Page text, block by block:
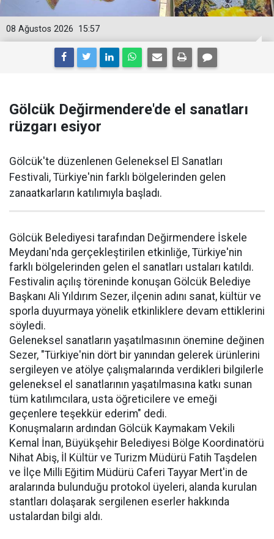
15:57
08 Ağustos 2026
Gölcük Değirmendere'de el sanatları
rüzgarı esiyor
Gölcük'te düzenlenen Geleneksel El Sanatları
Festivali, Türkiye'nin farklı bölgelerinden gelen
zanaatkarların katılımıyla başladı.
Gölcük Belediyesi tarafından Değirmendere İskele
Meydanı'nda gerçekleştirilen etkinliğe, Türkiye'nin
farklı bölgelerinden gelen el sanatları ustaları katıldı.
Festivalin açılış töreninde konuşan Gölcük Belediye
Başkanı Ali Yıldırım Sezer, ilçenin adını sanat, kültür ve
sporla duyurmaya yönelik etkinliklere devam ettiklerini
söyledi.
Geleneksel sanatların yaşatılmasının önemine değinen
Sezer, "Türkiye'nin dört bir yanından gelerek ürünlerini
sergileyen ve atölye çalışmalarında verdikleri bilgilerle
geleneksel el sanatlarının yaşatılmasına katkı sunan
tüm katılımcılara, usta öğreticilere ve emeği
geçenlere teşekkür ederim" dedi.
Konuşmaların ardından Gölcük Kaymakam Vekili
Kemal İnan, Büyükşehir Belediyesi Bölge Koordinatörü
Nihat Abiş, İl Kültür ve Turizm Müdürü Fatih Taşdelen
ve İlçe Milli Eğitim Müdürü Caferi Tayyar Mert'in de
aralarında bulunduğu protokol üyeleri, alanda kurulan
stantları dolaşarak sergilenen eserler hakkında
ustalardan bilgi aldı.